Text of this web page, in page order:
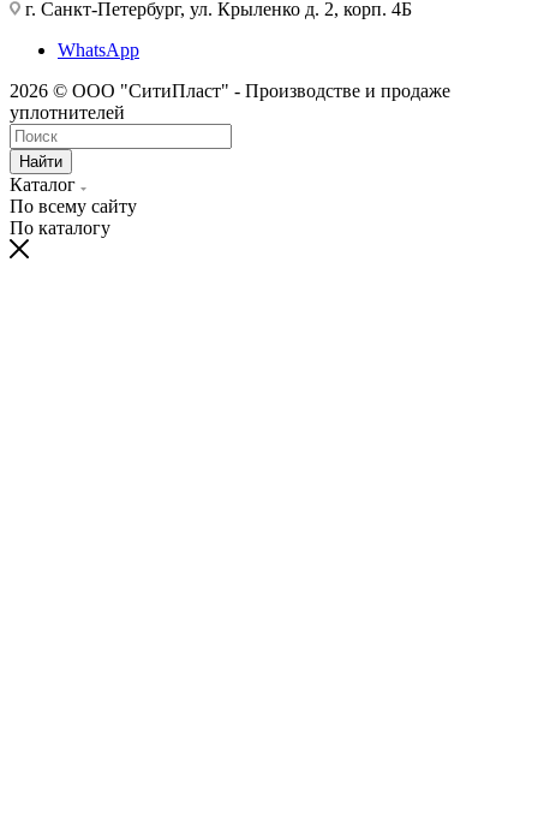
г. Санкт-Петербург, ул. Крыленко д. 2, корп. 4Б
WhatsApp
2026 © ООО "СитиПласт" - Производстве и продаже
уплотнителей
Найти
Каталог
По всему сайту
По каталогу